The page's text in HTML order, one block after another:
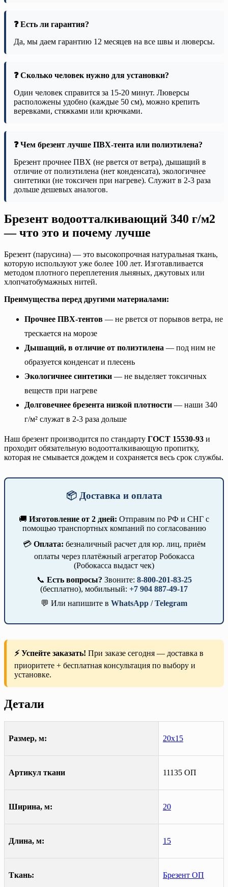
❓ Есть ли гарантия?
Да, мы даем гарантию 12 месяцев на все швы и люверсы.
❓ Сколько человек нужно для установки?
Один человек справится за 15-20 минут. Люверсы
расположены удобно (каждые 50 см), можно крепить
веревками, стяжками или крючками.
❓ Чем брезент лучше ПВХ-тента или полиэтилена?
Брезент прочнее ПВХ (не рвется от ветра), дышащий в
отличие от полиэтилена (нет конденсата), экологичнее
синтетики (не токсичен при нагреве). Служит в 2-3 раза
дольше дешевых аналогов.
Брезент водоотталкивающий 340 г/м2
— что это и почему лучше
Брезент (парусина) — это высокопрочная натуральная ткань,
которую используют уже более 100 лет. Изготавливается
методом плотного переплетения льняных, джутовых или
хлопчатобумажных нитей.
Преимущества перед другими материалами:
Прочнее ПВХ-тентов — не рвется от порывов ветра, не
трескается на морозе
Дышащий, в отличие от полиэтилена — под ним не
образуется конденсат и плесень
Экологичнее синтетики — не выделяет токсичных
веществ при нагреве
Долговечнее брезента низкой плотности — наши 340
г/м² служат в 2-3 раза дольше
Наш брезент производится по стандарту ГОСТ 15530-93 и
проходит обязательную водоотталкивающую пропитку,
которая не смывается дождем и сохраняется весь срок службы.
📦 Доставка и оплата
🚚 Изготовление от 2 дней: Отправим по РФ и СНГ с
помощью транспортных компаний по согласованию
💳 Оплата: безналичный расчет для юр. лиц, приём
оплаты через платёжный агрегатор Робокасса
(Робокасса выдаст чек)
📞 Есть вопросы? Звоните: 8-800-201-83-25
(бесплатно), мобильный: +7 904 887-49-17
💬 Или напишите в WhatsApp /Telegram
⚡ Успейте заказать! При заказе сегодня — доставка в
приоритете + бесплатная консультация по выбору и
установке.
Детали
Размер, м: 20х15
Артикул ткани 11135 ОП
Ширина, м: 20
Длина, м: 15
Ткань: Брезент ОП